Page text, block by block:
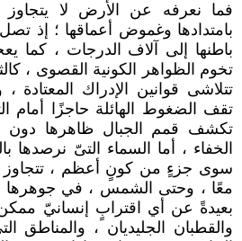
فما نعرفه عن الأرض لا يتجاوز
بامتدادها وغموض أعماقها ؛ إذ
باطنها إلى آلاف الدرجات ، كما
تخوم الظواهر الكونية القصوى ،
تتلاشى قوانين الإدراك المعتادة
تقف الضغوط الهائلة حاجزًا أمام
تكشف قمم الجبال ظاهرها دون
الخفاء ، أما السماء التىّ نرصدها
سوى جزءٍ من كونٍ أعظم ، تتجاوز
معًا ، وحتى الشمس ، في جوهرها
بعيدةً عن أي اقترابٍ إنسانيّ ممكن
والقطبان الجليديان ، والمناطق